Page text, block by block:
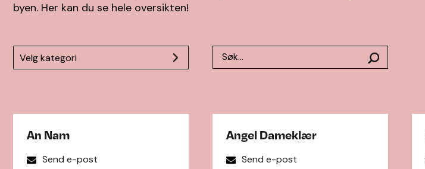
byen. Her kan du se hele oversikten!
Velg kategori
An Nam
Send e-post
Angel Dameklær
Send e-post